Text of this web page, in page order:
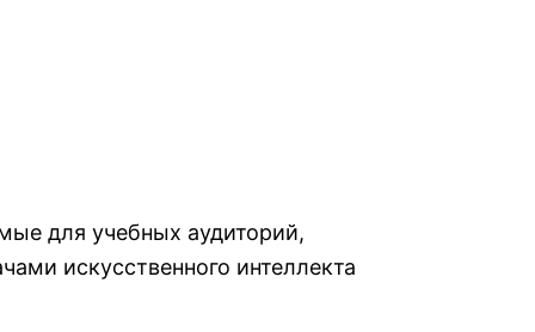
для учебных аудиторий,
искусственного интеллекта